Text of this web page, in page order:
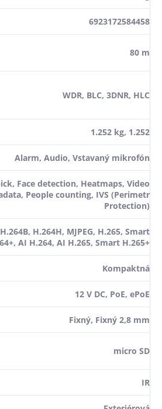
6923172584458
80 m
WDR, BLC, 3DNR, HLC
1.252 kg, 1.252
Alarm, Audio, Vstavaný mikrofón
Face detection, Heatmaps, Video
People counting, IVS (Perimetr
Protection)
H.264H, MJPEG, H.265, Smart
AI H.264, AI H.265, Smart H.265+
Kompaktná
12 V DC, PoE, ePoE
Fixný, Fixný 2,8 mm
micro SD
IR